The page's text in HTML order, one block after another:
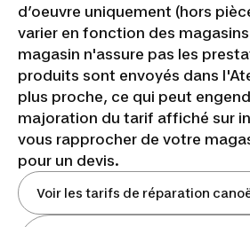
d’oeuvre uniquement (hors
varier en fonction des
magasin n'assure pas les
produits sont envoyés dans
plus proche, ce qui peut
majoration du tarif affiché sur
vous rapprocher de votre
pour un devis.
Voir les tarifs de réparation